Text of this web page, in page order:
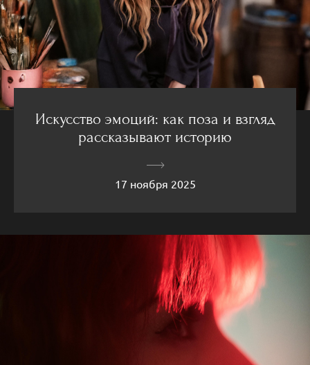
Искусство эмоций: как поза и взгляд
рассказывают историю
17 ноября 2025